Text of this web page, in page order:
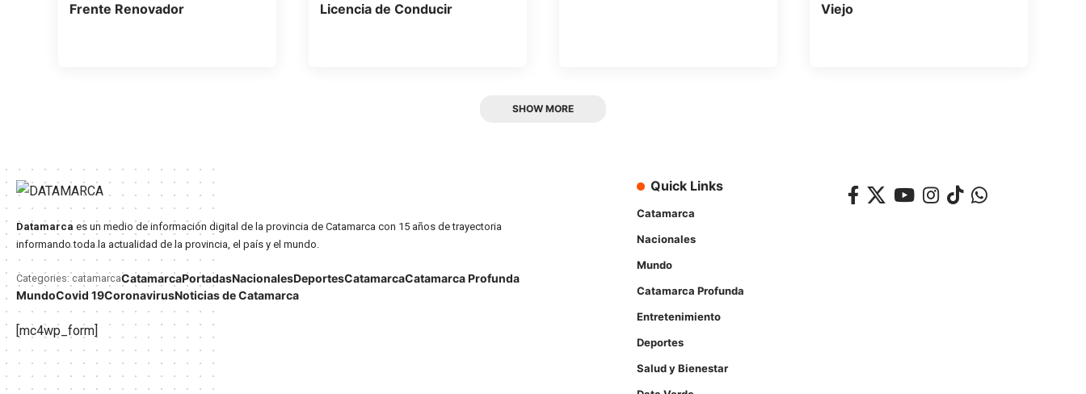
Frente Renovador
Licencia de Conducir
Viejo
SHOW MORE
Datamarca es un medio de información digital de la provincia de Catamarca con 15 años de trayectoria
informando toda la actualidad de la provincia, el país y el mundo.
Categories: catamarcaCatamarcaPortadasNacionalesDeportesCatamarcaCatamarca Profunda
MundoCovid 19CoronavirusNoticias de Catamarca
[mc4wp_form]
Quick Links
Catamarca
Nacionales
Mundo
Catamarca Profunda
Entretenimiento
Deportes
Salud y Bienestar